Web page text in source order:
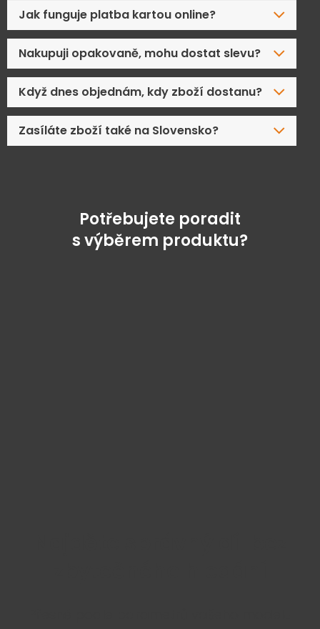
Jak funguje platba kartou online?
Nakupuji opakovaně, mohu dostat slevu?
Když dnes objednám, kdy zboží dostanu?
Zasíláte zboží také na Slovensko?
Potřebujete poradit
s výběrem produktu?